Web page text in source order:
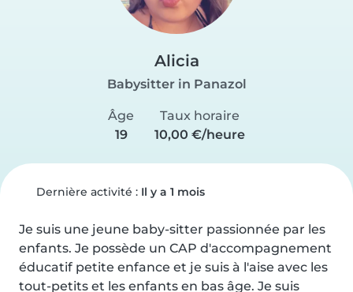
Alicia
Babysitter in Panazol
Âge
19
Taux horaire
10,00 €/heure
Dernière activité : Il y a 1 mois
Je suis une jeune baby-sitter passionnée par les
enfants. Je possède un CAP d'accompagnement
éducatif petite enfance et je suis à l'aise avec les
tout-petits et les enfants en bas âge. Je suis